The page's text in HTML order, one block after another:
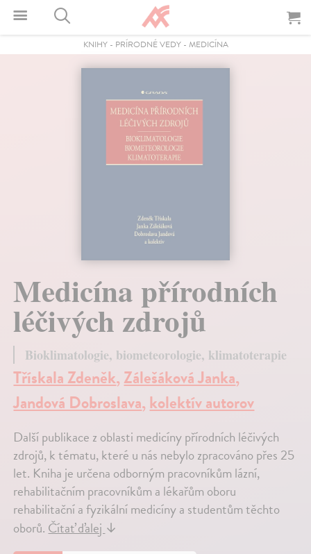
KNIHY- PRÍRODNÉ VEDY- MEDICÍNA
Medicína přírodních
léčivých zdrojů
Bioklimatologie, biometeorologie, klimatoterapie
Třískala Zdeněk,Zálešáková Janka,
Jandová Dobroslava,kolektív autorov
Další publikace z oblasti medicíny přírodních léčivých
zdrojů, k tématu, které u nás nebylo zpracováno přes 25
let. Kniha je určena odborným pracovníkům lázní,
rehabilitačním pracovníkům a lékařům oboru
rehabilitační a fyzikální medicíny a studentům těchto
oborů.Čítať ďalej↓